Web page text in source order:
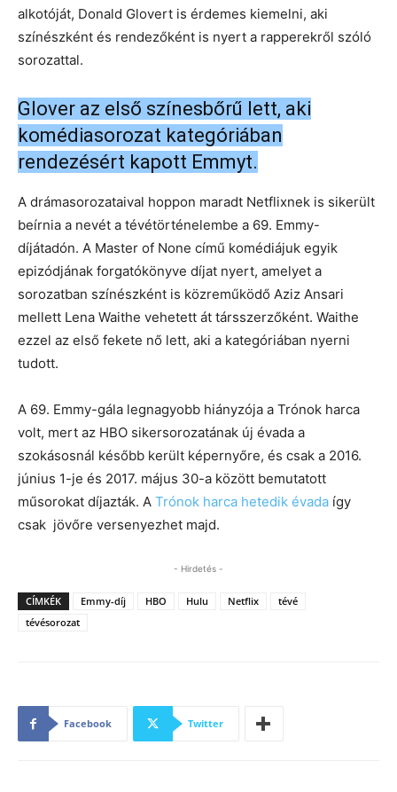
alkotóját, Donald Glovert is érdemes kiemelni, aki
színészként és rendezőként is nyert a rapperekről szóló
sorozattal.
Glover az első színesbőrű lett, aki
komédiasorozat kategóriában
rendezésért kapott Emmyt.
A drámasorozataival hoppon maradt Netflixnek is sikerült
beírnia a nevét a tévétörténelembe a 69. Emmy-
díjátadón. A Master of None című komédiájuk egyik
epizódjának forgatókönyve díjat nyert, amelyet a
sorozatban színészként is közreműködő Aziz Ansari
mellett Lena Waithe vehetett át társszerzőként. Waithe
ezzel az első fekete nő lett, aki a kategóriában nyerni
tudott.
A 69. Emmy-gála legnagyobb hiányzója a Trónok harca
volt, mert az HBO sikersorozatának új évada a
szokásosnál később került képernyőre, és csak a 2016.
június 1-je és 2017. május 30-a között bemutatott
műsorokat díjazták. A Trónok harca hetedik évada így
csak jövőre versenyezhet majd.
- Hirdetés -
CÍMKÉK Emmy-díj HBO Hulu Netflix
tévé
tévésorozat
Facebook Twitter